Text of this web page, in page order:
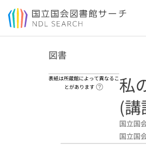
本文へ移動
図書
表紙は所蔵館によって異なるこ
とがあります
ヘルプペ
私
(
国立国
国立国